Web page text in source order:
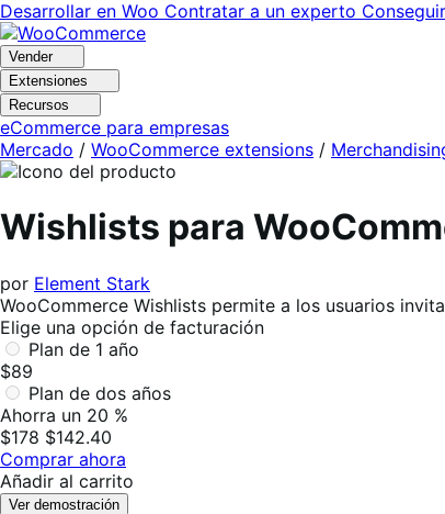
Ir
a
navegación
Saltar
al
contenido
Desarrollar en Woo Contratar a un experto
Vender
Extensiones
Recursos
eCommerce para empresas
Mercado / WooCommerce extensions /
Wishlists para
por Element Stark
WooCommerce Wishlists permite a los usuarios
Elige una opción de facturación
Plan de 1 año
$89
Plan de dos años
Ahorra un 20 %
$178 $142.40
Comprar ahora
Añadir al carrito
Ver demostración